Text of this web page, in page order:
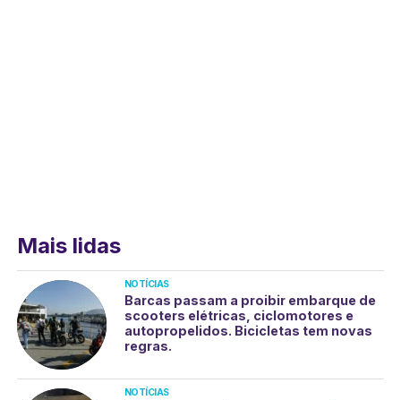
Mais lidas
NOTÍCIAS
Barcas passam a proibir embarque de
scooters elétricas, ciclomotores e
autopropelidos. Bicicletas tem novas
regras.
NOTÍCIAS